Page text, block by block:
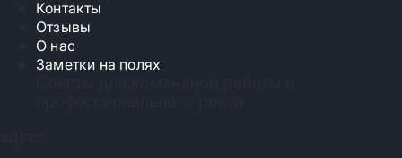
Контакты
Отзывы
О нас
Заметки на полях